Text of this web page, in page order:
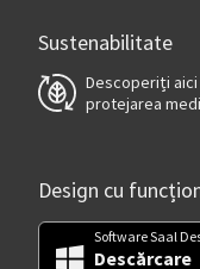
Sustenabilitate
Descoperiți aici
protejarea
Design cu
Software Saal
Descărcare